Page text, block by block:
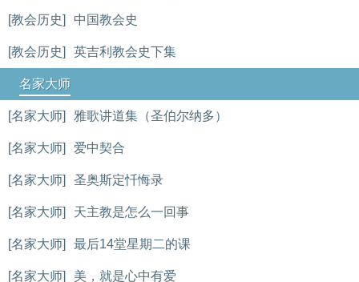
[教会历史] 中国教会史
[教会历史] 英吉利教会史下集
名家大师
[名家大师] 雅歌讲道集（圣伯尔纳多）
[名家大师] 爱中契合
[名家大师] 圣奥斯定忏悔录
[名家大师] 天主教是怎么一回事
[名家大师] 最后14堂星期二的课
[名家大师] 美，就是心中有爱